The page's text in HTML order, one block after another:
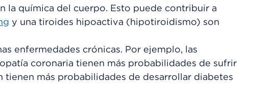
la química del cuerpo. Esto puede contribuir a
y una tiroides hipoactiva (hipotiroidismo) son
enfermedades crónicas. Por ejemplo, las
coronaria tienen más probabilidades de sufrir
tienen más probabilidades de desarrollar diabetes